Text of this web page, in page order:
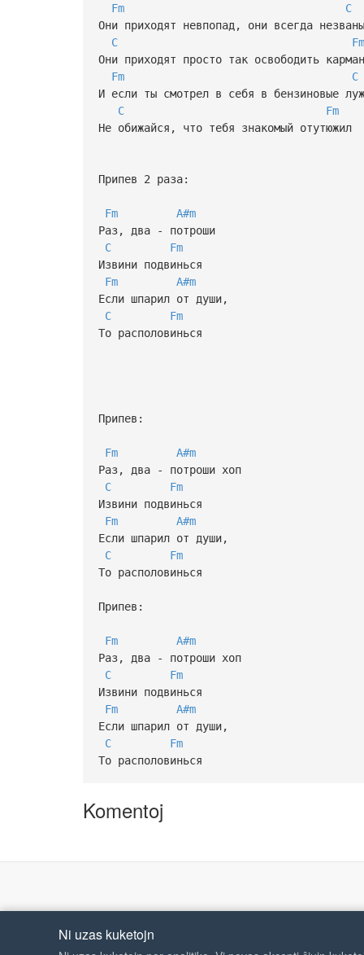
Fm
C
Они приходят невпопад, они всегда незваны
C
Fm
Они приходят просто так освободить
Fm
C
И если ты смотрел в себя в бензиновые
C
Fm
Не обижайся, что тебя знакомый отутюжил
Припев 2 раза:
Fm
A#m
Раз, два - потроши
C
Fm
Извини подвинься
Fm
A#m
Если шпарил от души,
C
Fm
То располовинься
Припев:
Fm
A#m
Раз, два - потроши хоп
C
Fm
Извини подвинься
Fm
A#m
Если шпарил от души,
C
Fm
То располовинься
Припев:
Fm
A#m
Раз, два - потроши хоп
C
Fm
Извини подвинься
Fm
A#m
Если шпарил от души,
C
Fm
То располовинься
Komentoj
Ni uzas kuketojn